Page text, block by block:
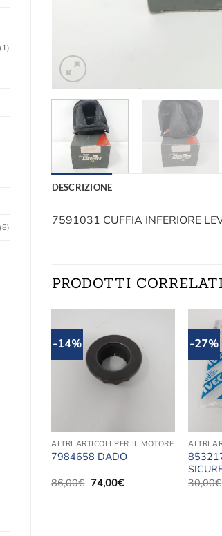
(1)
(8)
DESCRIZIONE
7591031 CUFFIA INFERIORE
PRODOTTI
-14%
Aggiungi
alla lista
desideri
ALTRI ARTICOLI PER IL MOTORE
7984658 DADO
86,00€ Il
prezzo
74,00€Il
-27%
ALTRI
30,00€